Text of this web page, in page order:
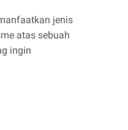
jenis
atas sebuah
ingin